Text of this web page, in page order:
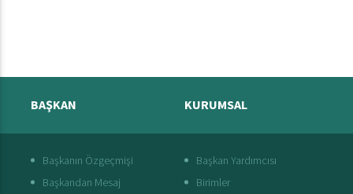
BAŞKAN
Başkanın Özgeçmişi
Başkandan Mesaj
KURUMSAL
Başkan Yardımcısı
Birimler